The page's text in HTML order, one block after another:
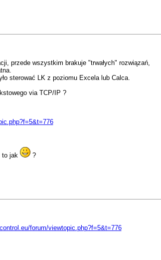
przede wszystkim brakuje "trwałych" rozwiązań,
sterować LK z poziomu Excela lub Calca.
via TCP/IP ?
to jak
?
forum/viewtopic.php?f=5&t=776